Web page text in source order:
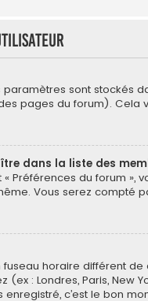
sont stockés
pages du forum).
dans la liste des
Préférences du forum »,
Vous serez compté
horaire différent
: Londres, Paris, New
c’est le bon